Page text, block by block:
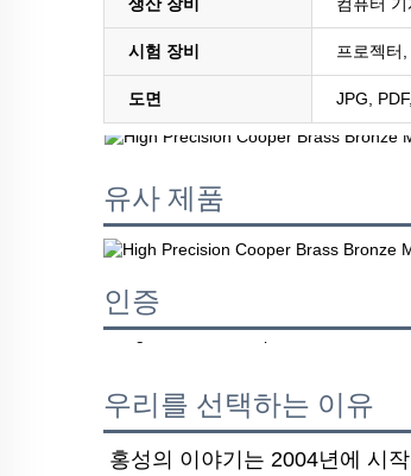
시험 장비 프로젝터
도면 JPG,
유사 제품
인증
우리를 선택하는 이유
홍성의 이야기는 2004년에 시